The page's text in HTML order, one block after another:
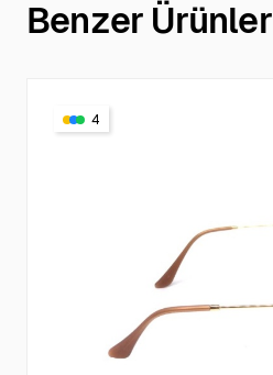
Benzer Ürünler
4